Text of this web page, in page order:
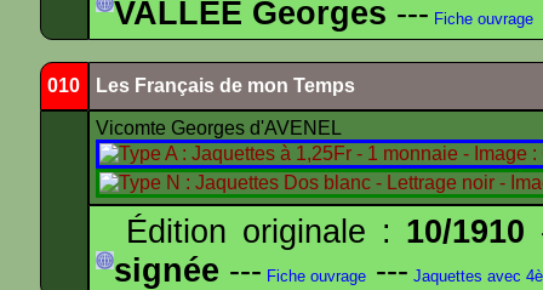
VALLEE Georges --- Fiche ouvrage
010 Les Français de mon Temps
Vicomte Georges d'AVENEL
Édition originale : 10/1910
signée --- Fiche ouvrage --- Jaquettes avec